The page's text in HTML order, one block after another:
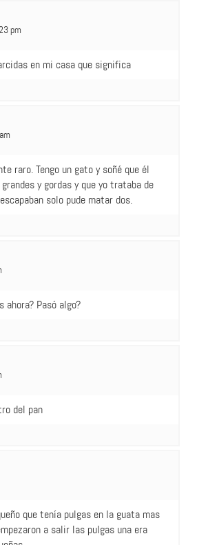
pm
en mi casa que significa
raro. Tengo un gato y soñé que él
y gordas y que yo trataba de
solo pude matar dos.
ahora? Pasó algo?
del pan
que tenía pulgas en la guata mas
a salir las pulgas una era